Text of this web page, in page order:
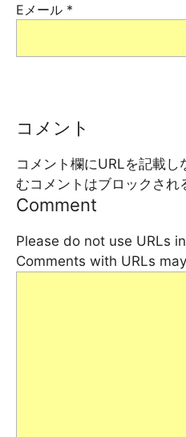
Eメール *
コメント
コメント欄にURLを記載
むコメントはブロックされ
Comment
Please do not use URLs
Comments with URLs